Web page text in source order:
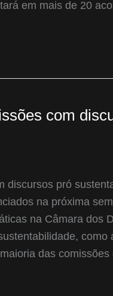
em mais de 20
com
discursos pró
na próxima
na Câmara dos
como
das